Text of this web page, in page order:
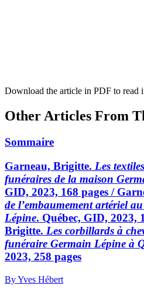
Download the article in PDF to read
Other Articles From
Sommaire
Garneau, Brigitte. Les
funéraires de la maison
GID, 2023, 168 pages /
de l’embaumement artériel
Lépine. Québec, GID, 2023,
Brigitte. Les corbillards à
funéraire Germain Lépine à
2023, 258 pages
By Yves Hébert